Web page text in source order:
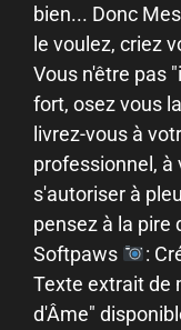
bien... Donc
le voulez, criez
Vous n'être pas
fort, osez vous
livrez-vous à
professionnel, à
s'autoriser à
pensez à la pire
Softpaws
:
Texte extrait de
d'Âme"